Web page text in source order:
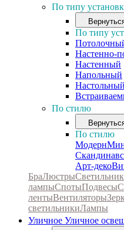
По типу
По типу
Настенно-
Настенный
Напольный
Настольный
По стилю
По стилю
Модерн
Арт-деко
БраЛюстры
лампыСпотыПодвесы
лентыВентиляторы
светильникиЛампы
Уличное Уличное